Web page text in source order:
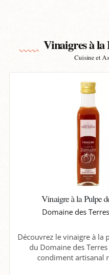
Vinaigres à
Cuisine et
Vinaigre à la Pulpe
Domaine des
Découvrez le vinaigre à la
du Domaine des Terres
condiment artisanal